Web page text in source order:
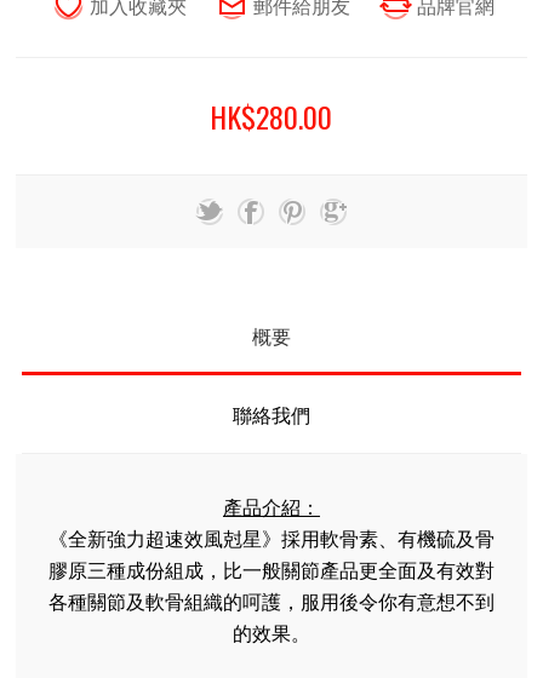
HK$280.00
概要
聯絡我們
產品介紹：
《全新強力超速效風尅星》採用軟骨素、有機硫及骨
膠原三種成份組成，比一般關節產品更全面及有效對
各種關節及軟骨組織的呵護，服用後令你有意想不到
的效果。